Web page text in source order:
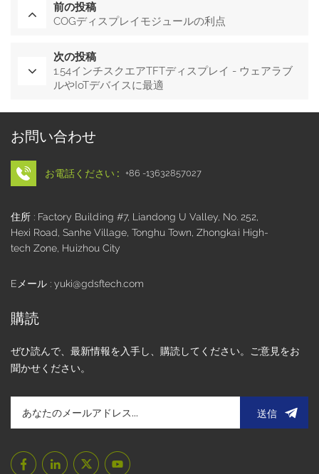
前の投稿
COGディスプレイモジュールの利点
次の投稿
1.54インチスクエアTFTディスプレイ - ウェアラブ
ルやIoTデバイスに最適
お問い合わせ
お電話ください : +86 -13632857027
住所 : Factory Building #7, Liandong U Valley, No. 252,
Hexi Road, Sanhe Village, Tonghu Town, Zhongkai High-
tech Zone, Huizhou City
Eメール : yuki@gdsftech.com
購読
ぜひ読んで、最新情報を入手し、購読してください。ご意見をお
聞かせください。
送信